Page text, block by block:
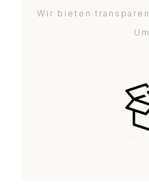
Wir bieten